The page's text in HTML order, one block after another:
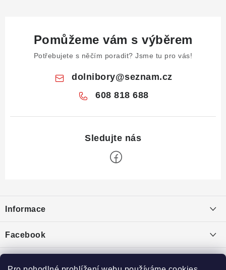
Pomůžeme vám s výběrem
Potřebujete s něčím poradit? Jsme tu pro vás!
dolnibory@seznam.cz
608 818 688
p
a
í
Informace
Puncovní značky
Ochrana osobních údajů
Facebook